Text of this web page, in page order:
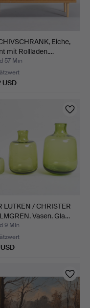
Eiche,
mit Rollladen.…
57 Min
USD
LUTKEN / CHRISTER
Vasen. Gla…
9 Min